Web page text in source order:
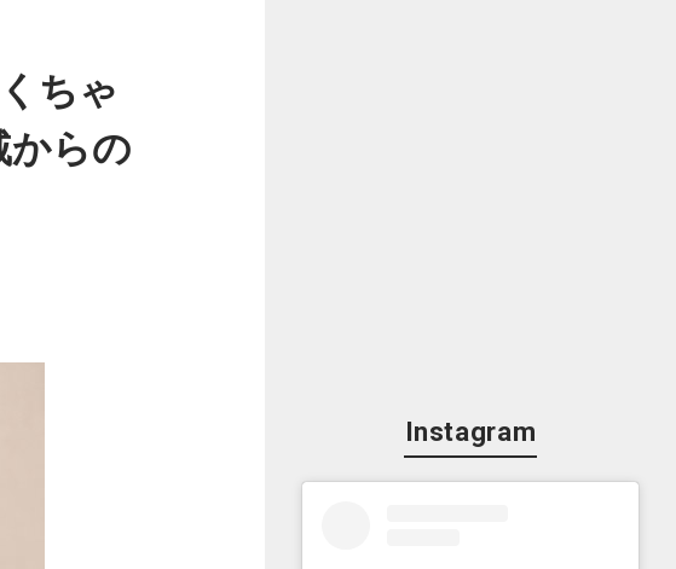
大切さを実感
CAFE」に
、店舗での利
は、地域の子
、高い視点か
改めて感じた
なったらいい
ちゃ
からの
Instagram